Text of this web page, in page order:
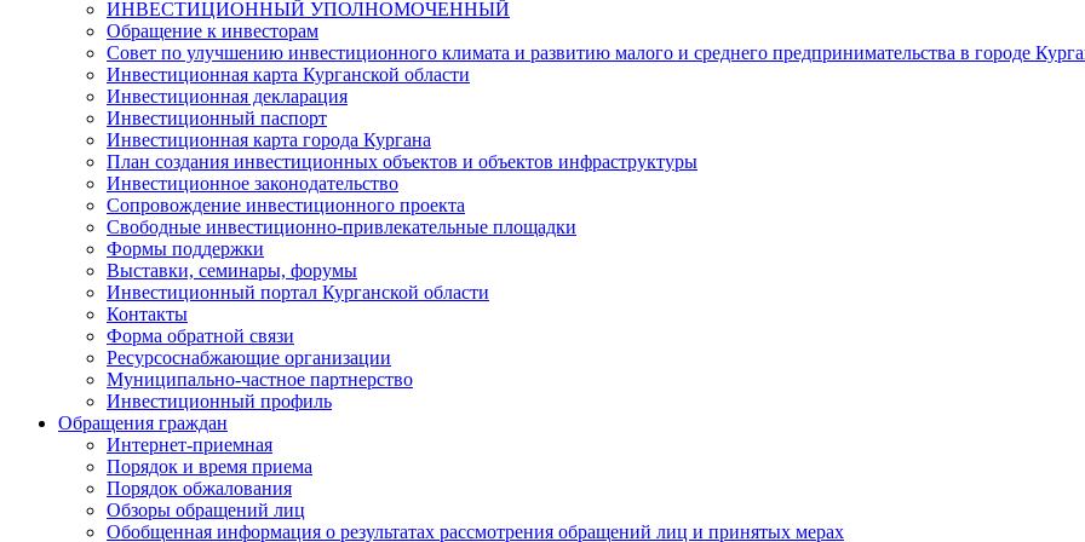
ИНВЕСТИЦИОННЫЙ УПОЛНОМОЧЕННЫЙ
Обращение к инвесторам
Совет по улучшению инвестиционного климата и развитию малого и среднего предпринимательства в городе
Инвестиционная карта Курганской области
Инвестиционная декларация
Инвестиционный паспорт
Инвестиционная карта города Кургана
План создания инвестиционных объектов и объектов инфраструктуры
Инвестиционное законодательство
Сопровождение инвестиционного проекта
Свободные инвестиционно-привлекательные площадки
Формы поддержки
Выставки, семинары, форумы
Инвестиционный портал Курганской области
Контакты
Форма обратной связи
Ресурсоснабжающие организации
Муниципально-частное партнерство
Инвестиционный профиль
Обращения граждан
Интернет-приемная
Порядок и время приема
Порядок обжалования
Обзоры обращений лиц
Обобщенная информация о результатах рассмотрения обращений лиц и принятых мерах